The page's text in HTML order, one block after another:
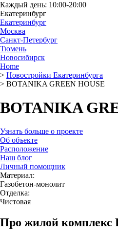
Каждый день: 10:00-20:00
Екатеринбург
Екатеринбург
Москва
Санкт-Петербург
Тюмень
Новосибирск
Home
> Новостройки Екатеринбурга
> BOTANIKA GREEN HOUSE
BOTANIKA
Узнать больше о проекте
Об объекте
Расположение
Наш блог
Личный помощник
Материал:
Газобетон-монолит
Отделка:
Чистовая
Про жилой комплекс